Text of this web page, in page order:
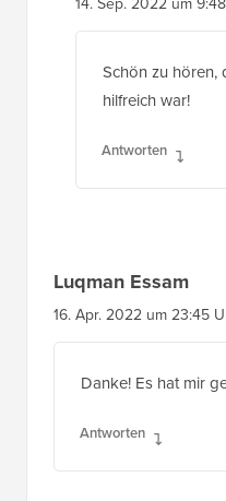
14. Sep. 2022 um
Schön zu hören,
hilfreich war!
Antworten
Luqman Essam
16. Apr. 2022 um 23:45
Danke! Es hat mir
Antworten